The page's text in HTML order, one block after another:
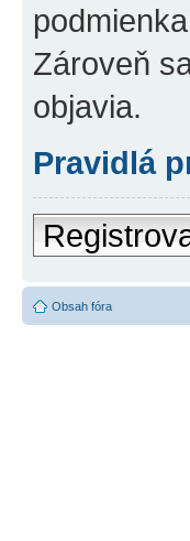
Zároveň
objavia.
Pravidlá
Obsah fóra